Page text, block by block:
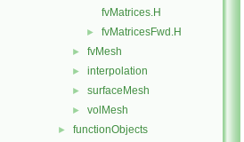
fvMatrices.H
► fvMatricesFwd.H
► fvMesh
► interpolation
► surfaceMesh
► volMesh
► functionObjects